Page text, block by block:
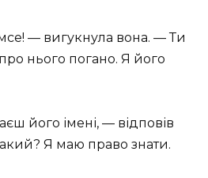
— вигукнула вона. — Ти
нього погано. Я його
його імені, — відповів
Я маю право знати.